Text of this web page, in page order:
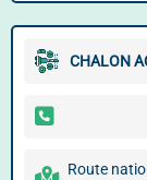
CHALON
Route